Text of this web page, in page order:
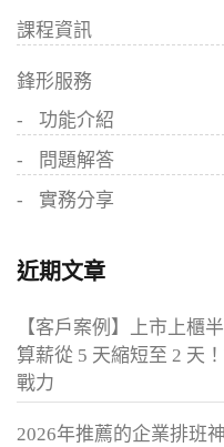
課程資訊
鋒形服務
功能介紹
問題解答
實務分享
近期文章
【客戶案例】上市上櫃
算薪從 5 天縮短至 2 天
戰力
2026年推薦的企業排班